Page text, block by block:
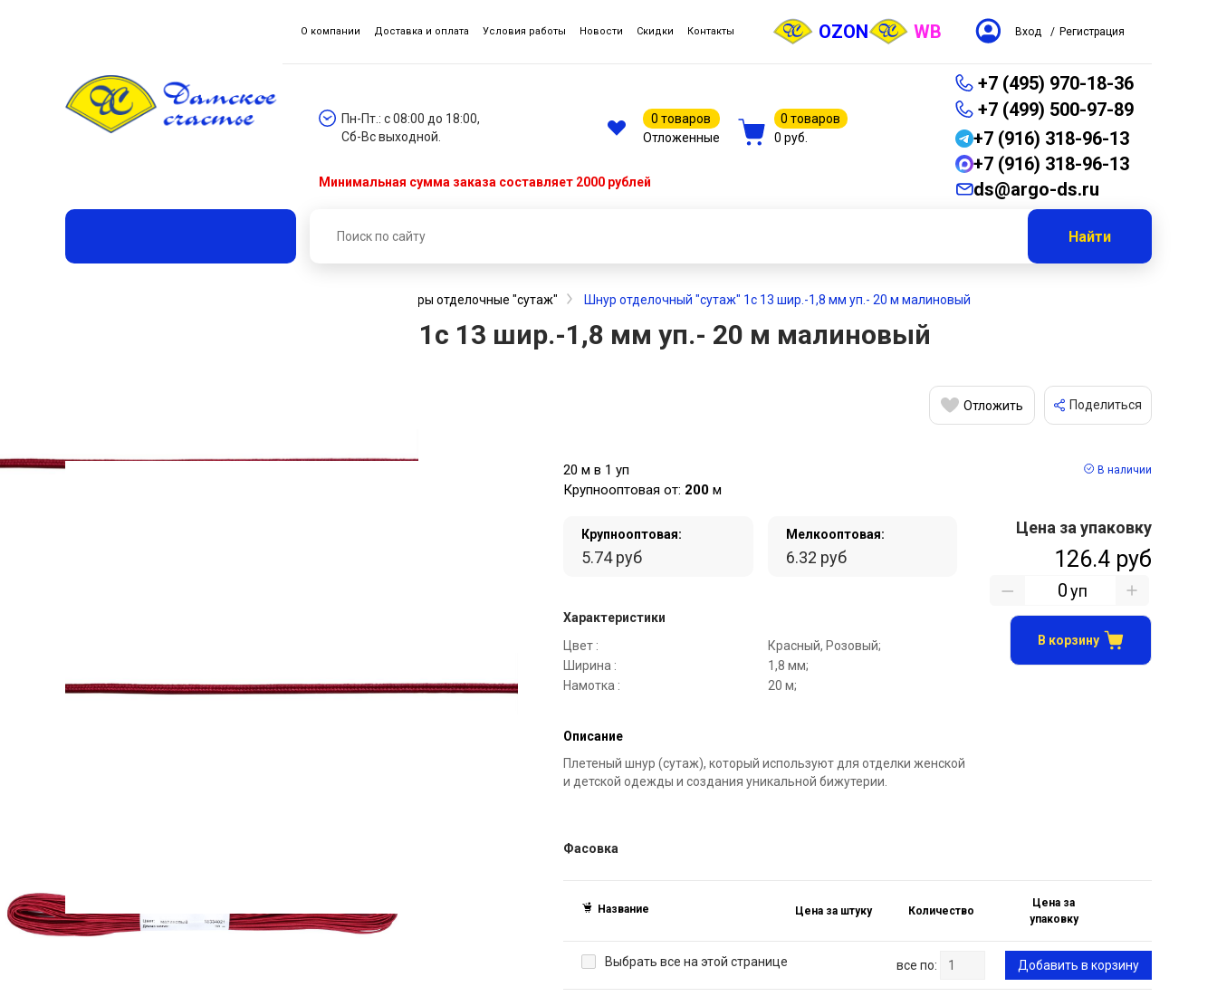
О компании Доставка и оплата Условия работы Новости Скидки Контакты OZON WB Вход / Регистрация
Пн-Пт.: с 08:00 до 18:00,
Сб-Вс выходной.
0 товаров
Отложенные
0 товаров
0 руб.
+7 (495) 970-18-36
+7 (499) 500-97-89
+7 (916) 318-96-13
+7 (916) 318-96-13
ds@argo-ds.ru
Минимальная сумма заказа составляет 2000 рублей
Найти
Шнуры отделочные "сутаж" Шнур отделочный "сутаж" 1с 13 шир.-1,8 мм уп.- 20 м малиновый
Шнур отделочный "сутаж" 1с 13 шир.-1,8 мм уп.- 20 м малиновый
Отложить Поделиться
20 м в 1 уп
Крупнооптовая от: 200 м
В наличии
Крупнооптовая:
5.74 руб
Мелкооптовая:
6.32 руб
Характеристики
Цвет :
Красный, Розовый;
Ширина :
1,8 мм;
Намотка :
20 м;
Описание
Плетеный шнур (сутаж), который используют для отделки женской
и детской одежды и создания уникальной бижутерии.
Цена за упаковку
126.4 руб
уп
В корзину
Фасовка
Название Цена за штуку Количество
Цена за
упаковку
Выбрать все на этой странице все по: Добавить в корзину